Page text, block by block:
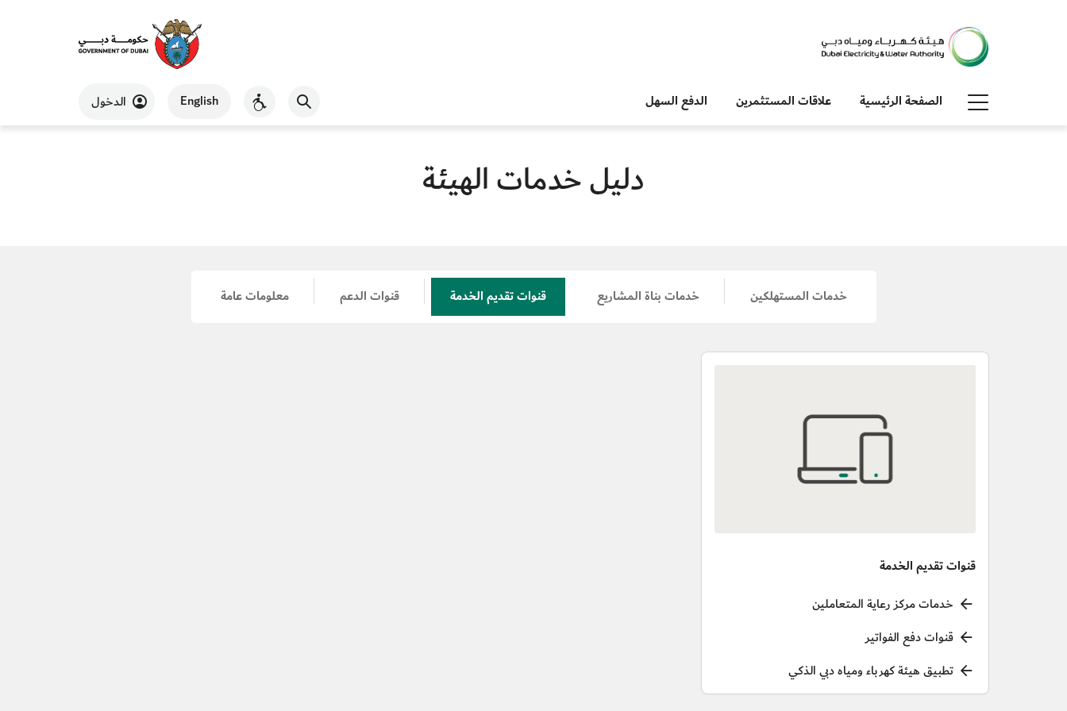
الصفحة الرئيسية علاقات المستثمرين الدفع السهل الدخول English
دليل خدمات الهيئة
خدمات المستهلكين خدمات بناة المشاريع قنوات تقديم الخدمة قنوات الدعم معلومات عامة
قنوات تقديم الخدمة
خدمات مركز رعاية المتعاملين
قنوات دفع الفواتير
تطبيق هيئة كهرباء ومياه دبي الذكي